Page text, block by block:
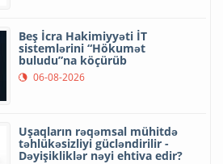
Beş İcra Hakimiyyəti İT
sistemlərini “Hökumət
buludu”na köçürüb
06-08-2026
Uşaqların rəqəmsal mühitdə
təhlükəsizliyi gücləndirilir -
Dəyişikliklər nəyi ehtiva edir?